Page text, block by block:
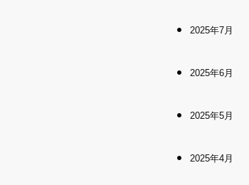
2025年7月
2025年6月
2025年5月
2025年4月